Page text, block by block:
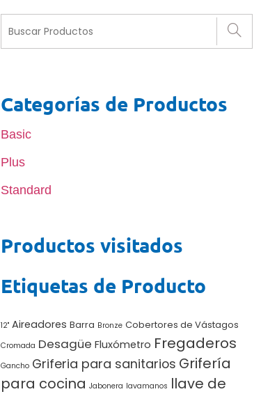
Categorías de Productos
Basic
Plus
Standard
Productos visitados
Etiquetas de Producto
12" Aireadores Barra Bronze Cobertores de Vástagos
Cromada Desagüe Fluxómetro Fregaderos
Gancho Griferia para sanitarios Grifería
para cocina Jabonera lavamanos llave de